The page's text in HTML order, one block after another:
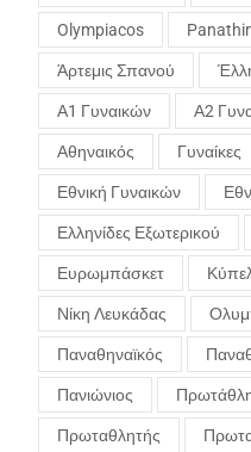
Olympiacos
Άρτεμις Σπανού
Α1 Γυναικών Α2
Αθηναικός Γυναίκες
Εθνική Γυναικών
Ελληνίδες Εξωτερικού
Ευρωμπάσκετ
Νίκη Λευκάδας
Παναθηναϊκός
Πανιώνιος
Πρωταθλητής